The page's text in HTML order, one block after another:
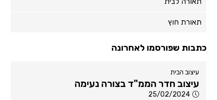
תאורת חוץ
כתבות שפורסמו לאחרונה
עיצוב הבית
עיצוב חדר הממ"ד בצורה נעימה
25/02/2024